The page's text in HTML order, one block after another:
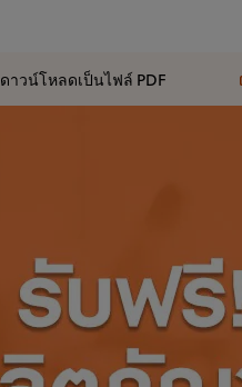
ดาวน์โหลดเป็นไฟล์ PDF